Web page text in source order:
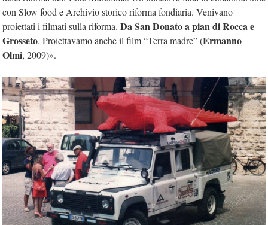
con Slow food e Archivio storico riforma fondiaria. Venivano
proiettati i filmati sulla riforma. Da San Donato a pian di Rocca e
Grosseto. Proiettavamo anche il film “Terra madre” (Ermanno
Olmi, 2009)».